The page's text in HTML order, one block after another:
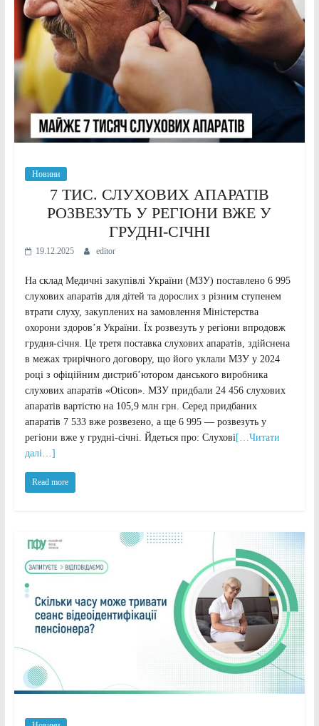
Новини
7 ТИС. СЛУХОВИХ АПАРАТІВ
РОЗВЕЗУТЬ У РЕГІОНИ ВЖЕ У
ГРУДНІ-СІЧНІ
19.12.2025 editor
На склад Медичні закупівлі України (МЗУ) поставлено 6 995
слухових апаратів для дітей та дорослих з різним ступенем
втрати слуху, закуплених на замовлення Міністерства
охорони здоров’я України. Їх розвезуть у регіони впродовж
грудня-січня. Це третя поставка слухових апаратів, здійснена
в межах трирічного договору, що його уклали МЗУ у 2024
році з офіційним дистриб’ютором данського виробника
слухових апаратів «Oticon». МЗУ придбали 24 456 слухових
апаратів вартістю на 105,9 млн грн. Серед придбаних
апаратів 7 533 вже розвезено, а ще 6 995 — розвезуть у
регіони вже у грудні-січні. Йдеться про: Слухові[…Читати
далі…]
Read more